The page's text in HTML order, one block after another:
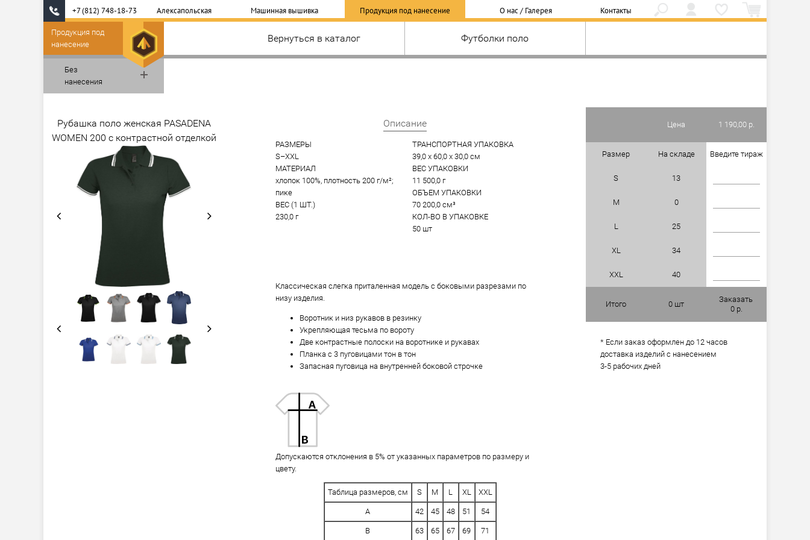
+7 (812) 748-18-73 Алексапольская Машинная вышивка Продукция под нанесение О нас / Галерея Контакты
Вернуться в каталог Футболки поло
Продукция под
нанесение
Без
нанесения
Рубашка поло женская PASADENA
WOMEN 200 с контрастной отделкой
Цена 1 190,00 р.
Размер На складе Введите тираж
S 13
M 0
L 25
XL 34
XXL 40
Итого 0 шт
Заказать
0 р.
* Если заказ оформлен до 12 часов
доставка изделий с нанесением
3-5 рабочих дней
Описание
РАЗМЕРЫ
S–XXL
МАТЕРИАЛ
хлопок 100%, плотность 200 г/м²;
пике
ВЕС (1 ШТ.)
230,0 г
ТРАНСПОРТНАЯ УПАКОВКА
39,0 x 60,0 x 30,0 см
ВЕС УПАКОВКИ
11 500,0 г
ОБЪЕМ УПАКОВКИ
70 200,0 см³
КОЛ-ВО В УПАКОВКЕ
50 шт
Классическая слегка приталенная модель с боковыми разрезами по
низу изделия.
Воротник и низ рукавов в резинку
Укрепляющая тесьма по вороту
Две контрастные полоски на воротнике и рукавах
Планка с 3 пуговицами тон в тон
Запасная пуговица на внутренней боковой строчке
Допускаются отклонения в 5% от указанных параметров по размеру и
цвету.
Таблица размеров, см S M L XL XXL
A 42 45 48 51 54
B 63 65 67 69 71